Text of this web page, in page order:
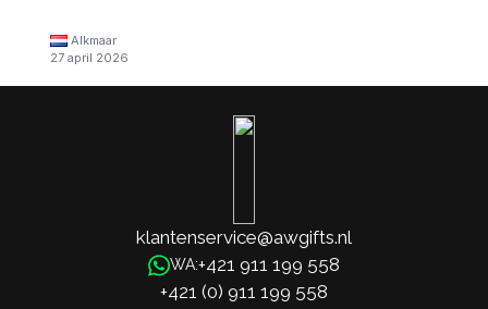
Alkmaar
27 april 2026
klantenservice@awgifts.nl
WA:+421 911 199 558
+421 (0) 911 199 558